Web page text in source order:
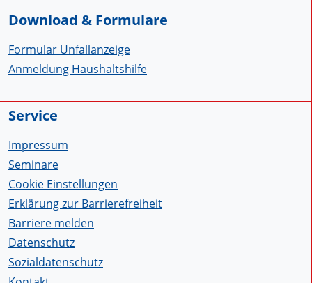
Download & Formulare
Formular Unfallanzeige
Anmeldung Haushaltshilfe
Service
Impressum
Seminare
Cookie Einstellungen
Erklärung zur Barrierefreiheit
Barriere melden
Datenschutz
Sozialdatenschutz